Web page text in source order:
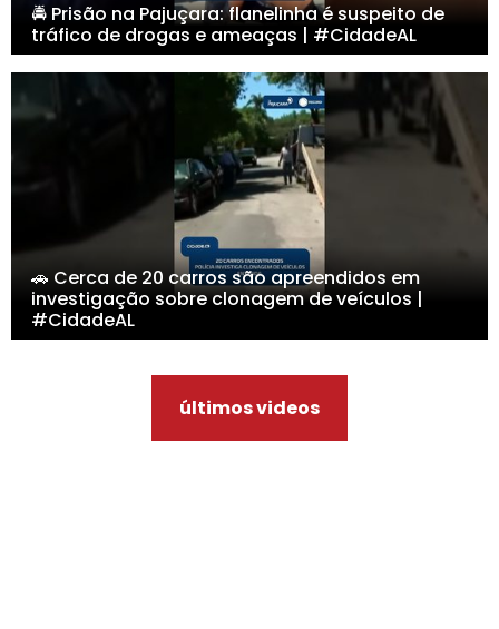
🚔 Prisão na Pajuçara: flanelinha é suspeito de
tráfico de drogas e ameaças | #CidadeAL
🚗 Cerca de 20 carros são apreendidos em
investigação sobre clonagem de veículos |
#CidadeAL
últimos videos